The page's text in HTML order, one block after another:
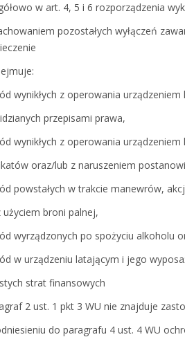
w art. 4, 5 i 6 rozporządzenia
pozostałych wyłączeń
wynikłych z operowania
przepisami prawa,
wynikłych z operowania
oraz/lub z naruszeniem
powstałych w trakcie manewrów,
użyciem broni palnej,
wyrządzonych po spożyciu alkoholu
w urządzeniu latającym i jego
strat finansowych
2 ust. 1 pkt 3 WU nie znajduje
do paragrafu 4 ust. 4 WU